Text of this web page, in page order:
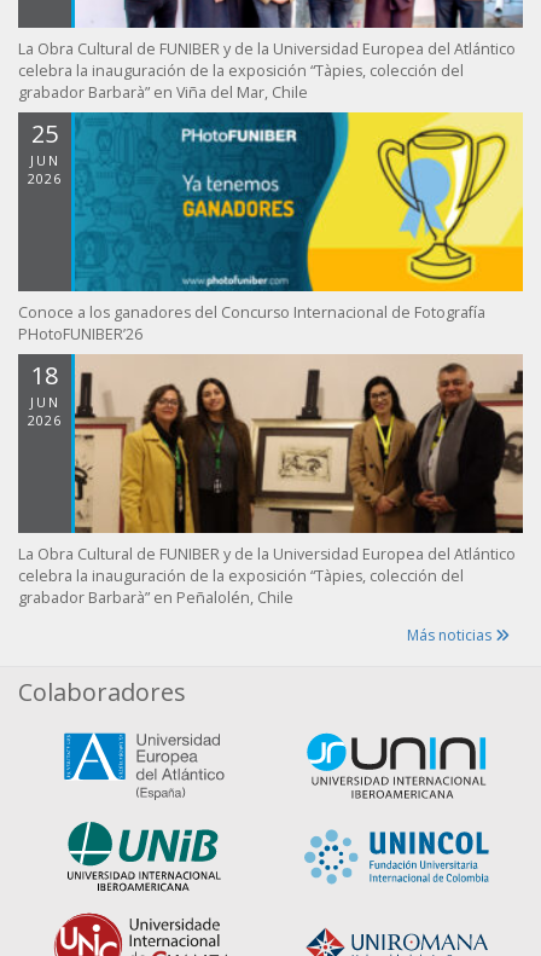
La Obra Cultural de FUNIBER y de la Universidad Europea del Atlántico
celebra la inauguración de la exposición “Tàpies, colección del
grabador Barbarà” en Viña del Mar, Chile
25
JUN
2026
Conoce a los ganadores del Concurso Internacional de Fotografía
PHotoFUNIBER’26
18
JUN
2026
La Obra Cultural de FUNIBER y de la Universidad Europea del Atlántico
celebra la inauguración de la exposición “Tàpies, colección del
grabador Barbarà” en Peñalolén, Chile
Más noticias
Colaboradores